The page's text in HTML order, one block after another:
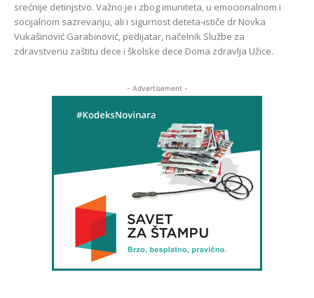
srećnije detinjstvo. Važno je i zbog imuniteta, u emocionalnom i
socijalnom sazrevanju, ali i sigurnost deteta-ističe dr Novka
Vukašinović Garabinović, pedijatar, načelnik Službe za
zdravstvenu zaštitu dece i školske dece Doma zdravlja Užice.
- Advertisement -